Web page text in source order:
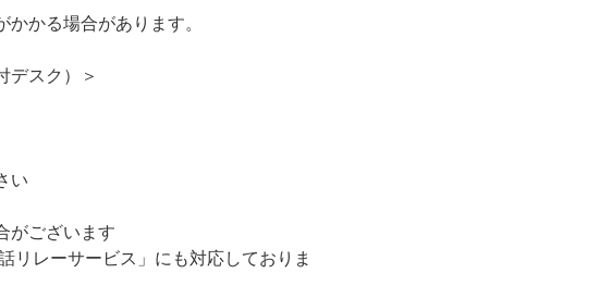
かる場合があります。
デスク）＞
い
がございます
リレーサービス」にも対応しておりま